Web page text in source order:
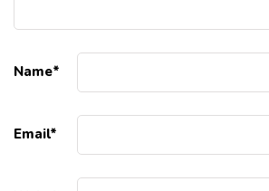
Name*
Email*